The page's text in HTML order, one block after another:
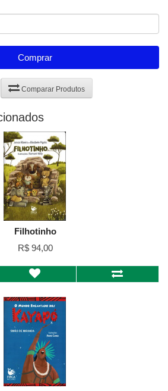
Comprar
Comparar Produtos
Filhotinho
R$ 94,00